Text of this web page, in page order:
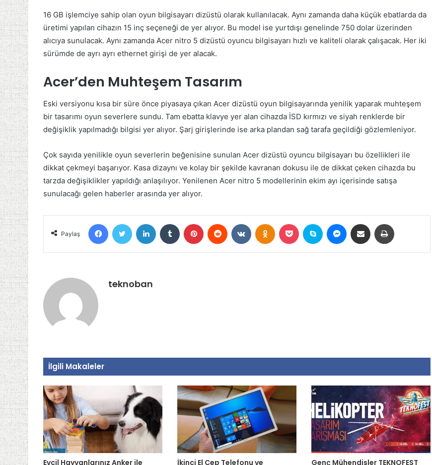
16 GB işlemciye sahip olan oyun bilgisayarı dizüstü olarak kullanılacak. Aynı zamanda daha küçük ebatlarda da
üretimi yapılan cihazın 15 inç seçeneği de yer alıyor. Bu model ise yurtdışı genelinde 750 dolar üzerinden
alıcıya sunulacak. Aynı zamanda Acer nitro 5 dizüstü oyuncu bilgisayarı hızlı ve kaliteli olarak çalışacak. Her iki
sürümde de ayrı ayrı ethernet girişi de yer alacak.
Acer’den Muhteşem Tasarım
Eski versiyonu kısa bir süre önce piyasaya çıkan Acer dizüstü oyun bilgisayarında yenilik yaparak muhteşem
bir tasarımı oyun severlere sundu. Tam ebatta klavye yer alan cihazda İSD kırmızı ve siyah renklerde bir
değişiklik yapılmadığı bilgisi yer alıyor. Şarj girişlerinde ise arka plandan sağ tarafa geçildiği gözlemleniyor.
Çok sayıda yenilikle oyun severlerin beğenisine sunulan Acer dizüstü oyuncu bilgisayarı bu özellikleri ile
dikkat çekmeyi başarıyor. Kasa dizaynı ve kolay bir şekilde kavranan dokusu ile de dikkat çeken cihazda bu
tarzda değişiklikler yapıldığı anlaşılıyor. Yenilenen Acer nitro 5 modellerinin ekim ayı içerisinde satışa
sunulacağı gelen haberler arasında yer alıyor.
Paylaş
FacebookTwitter LinkedIn Tumblr Pinterest Reddit VKontakteOdnoklassniki
Pocket Skype MessengerE-Posta ile paylaş
teknoban
İlgili Makaleler
Evcil Hayvanlarınız Anker ile İkinci El Cep Telefonu ve Genç Mühendisler TEKNOFEST